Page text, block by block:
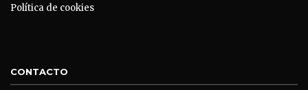
Política de cookies
CONTACTO